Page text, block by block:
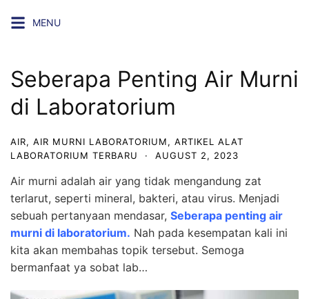
MENU
Seberapa Penting Air Murni
di Laboratorium
AIR, AIR MURNI LABORATORIUM, ARTIKEL ALAT
LABORATORIUM TERBARU
· AUGUST 2, 2023
Air murni adalah air yang tidak mengandung zat
terlarut, seperti mineral, bakteri, atau virus. Menjadi
sebuah pertanyaan mendasar, Seberapa penting air
murni di laboratorium. Nah pada kesempatan kali ini
kita akan membahas topik tersebut. Semoga
bermanfaat ya sobat lab…